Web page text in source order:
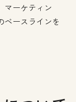
マーケティン
ベースラインを